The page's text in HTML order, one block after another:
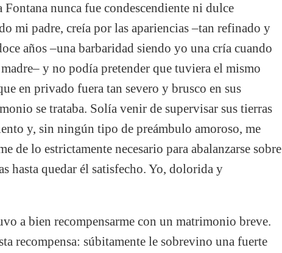
nunca fue condescendiente ni dulce
mi padre, creía por las apariencias –tan refinado y
años –una barbaridad siendo yo una cría cuando
y no podía pretender que tuviera el mismo
en privado fuera tan severo y brusco en sus
se trataba. Solía venir de supervisar sus tierras
y, sin ningún tipo de preámbulo amoroso, me
de lo estrictamente necesario para abalanzarse sobre
hasta quedar él satisfecho. Yo, dolorida y
a bien recompensarme con un matrimonio breve.
recompensa: súbitamente le sobrevino una fuerte